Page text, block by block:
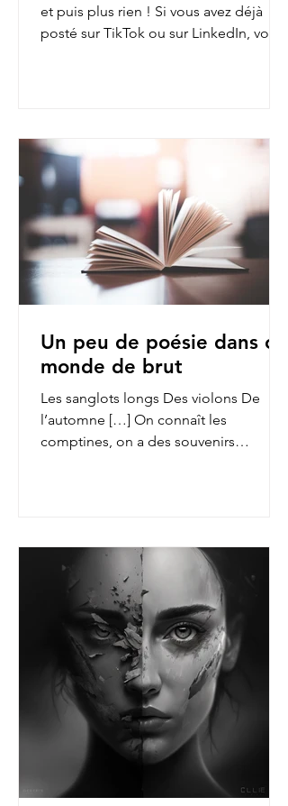
et puis plus rien ! Si vous avez déjà
posté sur TikTok ou sur LinkedIn, vous
Un peu de poésie dans ce
monde de brut
Les sanglots longs Des violons De
l’automne […] On connaît les
comptines, on a des souvenirs